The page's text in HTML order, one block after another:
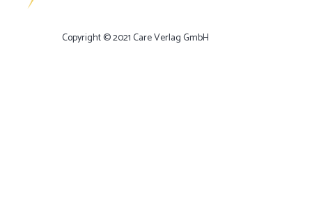
Copyright © 2021 Care Verlag GmbH